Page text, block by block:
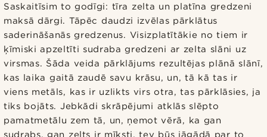
Saskaitīsim to godīgi: tīra zelta un platīna gredzeni
maksā dārgi. Tāpēc daudzi izvēlas pārklātus
saderināšanās gredzenus. Visizplatītākie no tiem ir
ķīmiski apzeltīti sudraba gredzeni ar zelta slāni uz
virsmas. Šāda veida pārklājums rezultējas plānā slānī,
kas laika gaitā zaudē savu krāsu, un, tā kā tas ir
viens metāls, kas ir uzlikts virs otra, tas pārklāsies, ja
tiks bojāts. Jebkādi skrāpējumi atklās slēpto
pamatmetālu zem tā, un, ņemot vērā, ka gan
sudrabs, gan zelts ir mīksti, tev būs jāgādā par to